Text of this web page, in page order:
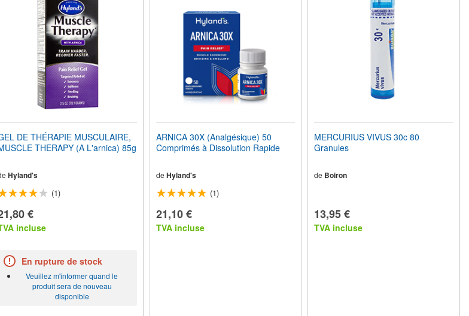
DE THÉRAPIE MUSCULAIRE,
THERAPY (A L'arnica) 85g
Hyland's
(1)
€
incluse
En rupture de stock
Veuillez m'informer quand le
produit sera de nouveau
disponible
ARNICA 30X (Analgésique) 50
Comprimés à Dissolution Rapide
de Hyland's
(1)
21,10 €
TVA incluse
MERCURIUS VIVUS 30c 80
Granules
de Boiron
13,95 €
TVA incluse